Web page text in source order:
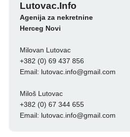
Lutovac.Info
Agenija za nekretnine
Herceg Novi
Milovan Lutovac
+382 (0) 69 437 856
Email: lutovac.info@gmail.com
Miloš Lutovac
+382 (0) 67 344 655
Email: lutovac.info@gmail.com